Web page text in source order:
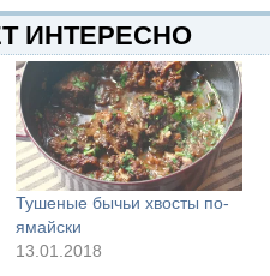
ИНТЕРЕСНО
Тушеные бычьи хвосты по-
ямайски
13.01.2018